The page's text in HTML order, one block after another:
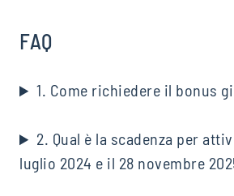
FAQ
1. Come richiedere il bonus
2. Qual è la scadenza per
luglio 2024 e il 28 novembre